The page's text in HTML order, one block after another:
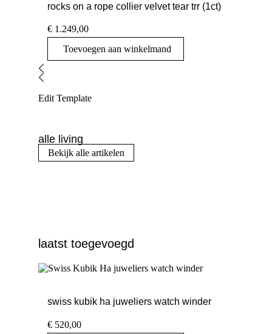
rocks on a rope collier velvet tear trr (1ct)
€ 1.249,00
Toevoegen aan winkelmand
Edit Template
alle living
Bekijk alle artikelen
laatst toegevoegd
swiss kubik ha juweliers watch winder
€ 520,00